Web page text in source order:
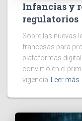
Infancias y
regulatorios
Sobre las nuevas
francesas para
plataformas
convirtió en el
vigencia Leer más